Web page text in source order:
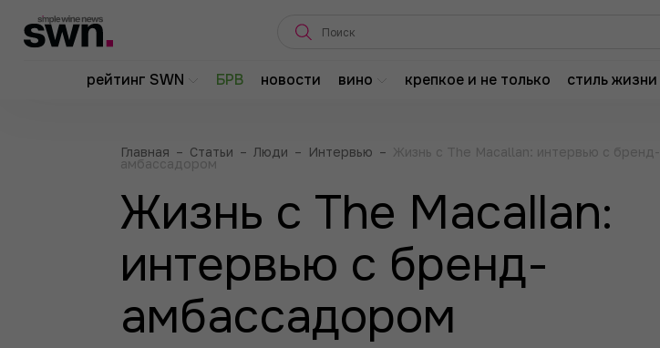
рейтинг SWN БРВ новости вино крепкое и не только стиль жизни
Главная – Статьи – Люди – Интервью – Жизнь с The Macallan: интервью с бренд-
амбассадором
Жизнь с The Macallan:
интервью с бренд-
амбассадором